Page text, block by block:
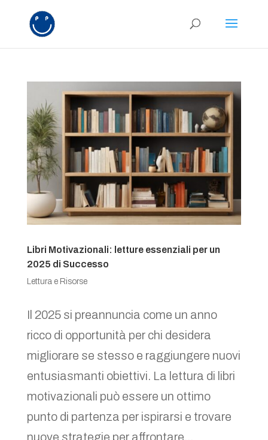
Libri Motivazionali: letture essenziali per un
2025 di Successo
Lettura e Risorse
Il 2025 si preannuncia come un anno
ricco di opportunità per chi desidera
migliorare se stesso e raggiungere nuovi
entusiasmanti obiettivi. La lettura di libri
motivazionali può essere un ottimo
punto di partenza per ispirarsi e trovare
nuove strategie per affrontare...